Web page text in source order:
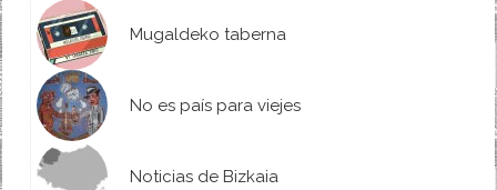
Mugaldeko taberna
No es país para viejes
Noticias de Bizkaia